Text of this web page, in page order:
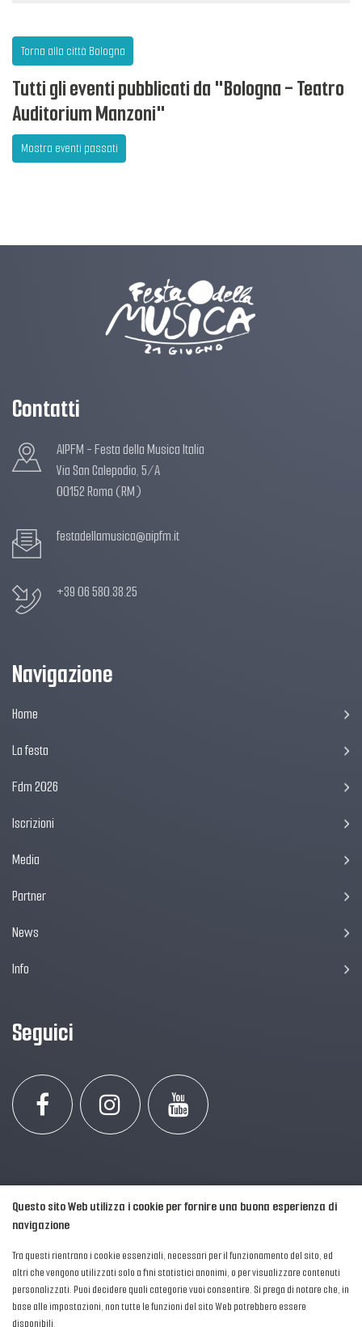
Torna alla città Bologna
Tutti gli eventi pubblicati da "Bologna - Teatro
Auditorium Manzoni"
Mostra eventi passati
Contatti
AIPFM - Festa della Musica Italia
Via San Calepodio, 5/A
00152 Roma (RM)
festadellamusica@aipfm.it
+39 06 580.38.25
Navigazione
Home
La festa
Fdm 2026
Iscrizioni
Media
Partner
News
Info
Seguici
2016-2026 © AIPFM - Festa della Musica Italia Tutti i Diritti Riservati.
Privacy Policy
| Cookies
Questo sito Web utilizza i cookie per fornire una buona esperienza di
navigazione
Tra questi rientrano i cookie essenziali, necessari per il funzionamento del sito, ed
altri che vengono utilizzati solo a fini statistici anonimi, o per visualizzare contenuti
personalizzati. Puoi decidere quali categorie vuoi consentire. Si prega di notare che, in
base alle impostazioni, non tutte le funzioni del sito Web potrebbero essere
disponibili.